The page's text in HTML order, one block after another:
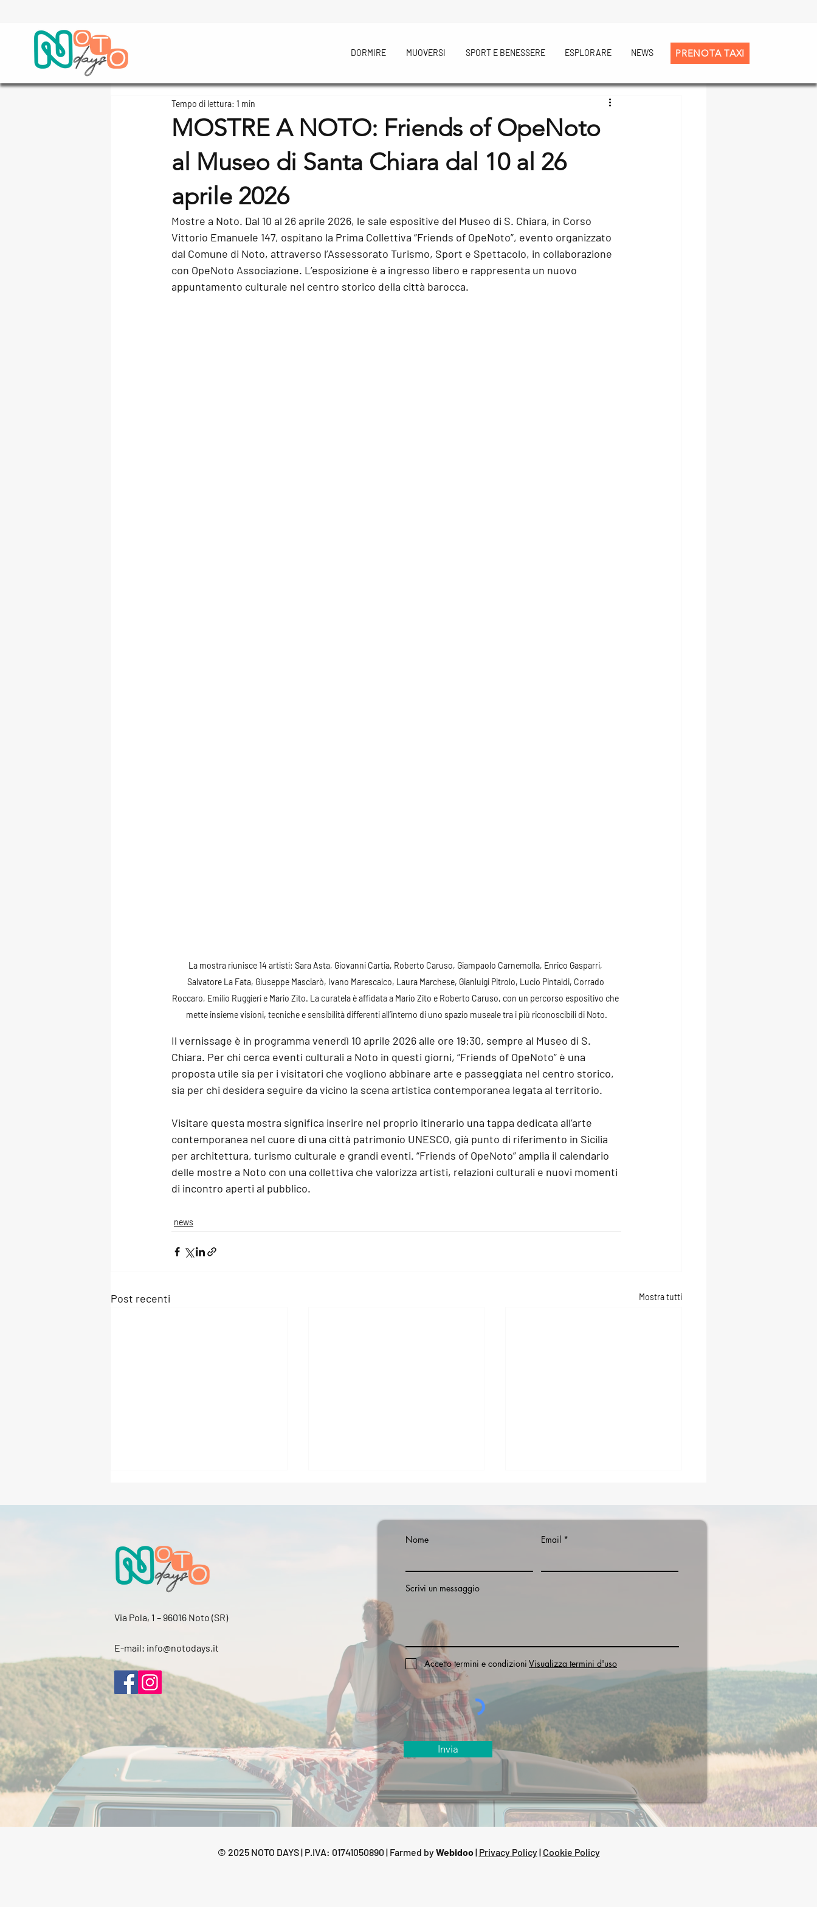
DORMIRE MUOVERSI SPORT E BENESSERE ESPLORARE NEWS PRENOTA TAXI
MOSTRE A NOTO: Friends of OpeNoto
al Museo di Santa Chiara dal 10 al 26
aprile 2026
Tempo di lettura: 1 min
Mostre a Noto. Dal 10 al 26 aprile 2026, le sale espositive del Museo di S. Chiara, in Corso
Vittorio Emanuele 147, ospitano la Prima Collettiva “Friends of OpeNoto”, evento organizzato
dal Comune di Noto, attraverso l’Assessorato Turismo, Sport e Spettacolo, in collaborazione
con OpeNoto Associazione. L’esposizione è a ingresso libero e rappresenta un nuovo
appuntamento culturale nel centro storico della città barocca.
La mostra riunisce 14 artisti: Sara Asta, Giovanni Cartia, Roberto Caruso, Giampaolo Carnemolla, Enrico Gasparri,
Salvatore La Fata, Giuseppe Masciarò, Ivano Marescalco, Laura Marchese, Gianluigi Pitrolo, Lucio Pintaldi, Corrado
Roccaro, Emilio Ruggieri e Mario Zito. La curatela è affidata a Mario Zito e Roberto Caruso, con un percorso espositivo che
mette insieme visioni, tecniche e sensibilità differenti all’interno di uno spazio museale tra i più riconoscibili di Noto.
Il vernissage è in programma venerdì 10 aprile 2026 alle ore 19:30, sempre al Museo di S.
Chiara. Per chi cerca eventi culturali a Noto in questi giorni, “Friends of OpeNoto” è una
proposta utile sia per i visitatori che vogliono abbinare arte e passeggiata nel centro storico,
sia per chi desidera seguire da vicino la scena artistica contemporanea legata al territorio.
Visitare questa mostra significa inserire nel proprio itinerario una tappa dedicata all’arte
contemporanea nel cuore di una città patrimonio UNESCO, già punto di riferimento in Sicilia
per architettura, turismo culturale e grandi eventi. “Friends of OpeNoto” amplia il calendario
delle mostre a Noto con una collettiva che valorizza artisti, relazioni culturali e nuovi momenti
di incontro aperti al pubblico.
news
Post recenti Mostra tutti
Noto Moda Fashion Week
Couture Gala in Piazza
Eventi a Noto Estate 2026:
guida, date e concerti
Via Pola, 1 – 96016 Noto (SR)
E-mail: info@notodays.it
Nome Email
Scrivi un messaggio
Accetto termini e condizioni Visualizza termini d'uso
Invia
© 2025 NOTO DAYS | P.IVA: 01741050890 | Farmed byWebidoo| Privacy Policy| Cookie Policy